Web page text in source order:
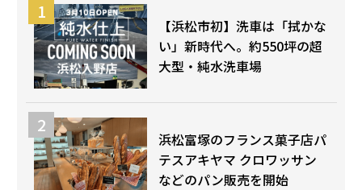
【浜松市初】洗車は「拭かな
い」新時代へ。約550坪の超
大型・純水洗車場
浜松富塚のフランス菓子店パ
テスアキヤマ クロワッサン
などのパン販売を開始